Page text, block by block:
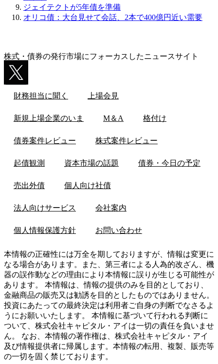
ジェイテクトが5年債を準備
オリコ債：大台見せて会話、2本で400億円近い需要
株式・債券の発行市場にフォーカスしたニュースサイト
財務担当に聞く 上場会見
新規上場企業のいま M＆A 格付け
債券案件レビュー 株式案件レビュー
起債観測 資本市場の話題 債券・今日の予定
売出外債 個人向け社債
法人向けサービス 会社案内
個人情報保護方針 お問い合わせ
本情報の正確性には万全を期しておりますが、情報は変更に
なる場合があります。また、第三者による人為的改ざん、機
器の誤作動などの理由により本情報に誤りが生じる可能性が
あります。 本情報は、情報の提供のみを目的としており、
金融商品の販売又は勧誘を目的としたものではありません。
投資にあたっての最終決定は利用者ご自身の判断でなさるよ
うにお願いいたします。 本情報に基づいて行われる判断に
ついて、株式会社キャピタル・アイは一切の責任を負いませ
ん。 なお、本情報の著作権は、株式会社キャピタル・アイ
及び情報提供者に帰属します。本情報の転用、複製、販売等
の一切を固く禁じております。